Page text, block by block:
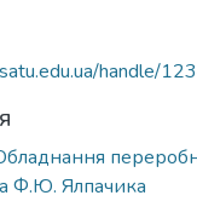
handle/
Ф.Ю. Ялпачика